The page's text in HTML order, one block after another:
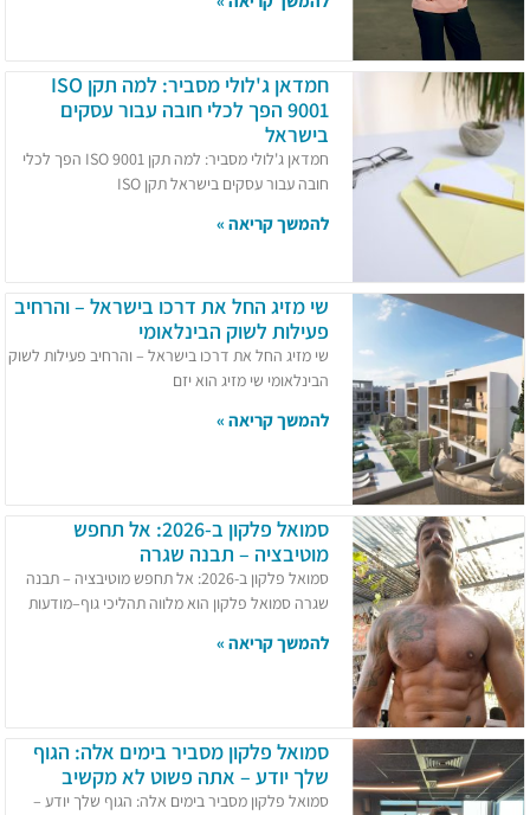
חמדאן ג'לולי מסביר: למה תקן ISO
9001 הפך לכלי חובה עבור עסקים
בישראל
חמדאן ג'לולי מסביר: למה תקן ISO 9001 הפך לכלי
חובה עבור עסקים בישראל תקן ISO
להמשך קריאה »
שי מזיג החל את דרכו בישראל – והרחיב
פעילות לשוק הבינלאומי
שי מזיג החל את דרכו בישראל – והרחיב פעילות לשוק
הבינלאומי שי מזיג הוא יזם
להמשך קריאה »
סמואל פלקון ב-2026: אל תחפש
מוטיבציה – תבנה שגרה
סמואל פלקון ב-2026: אל תחפש מוטיבציה – תבנה
שגרה סמואל פלקון הוא מלווה תהליכי גוף–מודעות
להמשך קריאה »
סמואל פלקון מסביר בימים אלה: הגוף
שלך יודע – אתה פשוט לא מקשיב
סמואל פלקון מסביר בימים אלה: הגוף שלך יודע –